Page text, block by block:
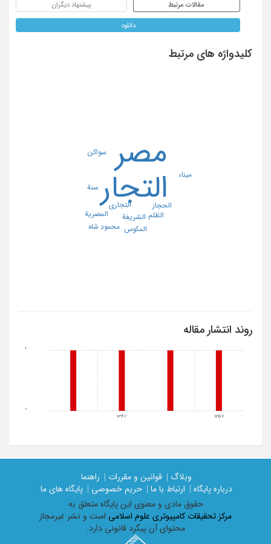
مقالات مرتبط پیشنهاد دیگران
دانلود
کلیدواژه های مرتبط
التجار
مصر
التجاری
الحجاز
الشریفة الظلم
المصریة
المکوس
سنة
سواکن
محمود شاه
میناء
روند انتشار مقاله
1342 1357
0
1
وبلاگ | قوانین و مقررات |
راهنما
درباره پایگاه |
ارتباط با ما | حریم خصوصی |
پایگاه های ما
حقوق مادی و معنوی اين پايگاه متعلق به
مرکز تحقیقات کامپیوتری علوم اسلامی است و نشر غیرمجاز
محتوای آن پیگرد قانونی دارد.